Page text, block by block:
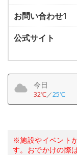
お問い合わせ1
公式サイト
今日
32℃／25℃
※施設やイベント
す。おでかけの際